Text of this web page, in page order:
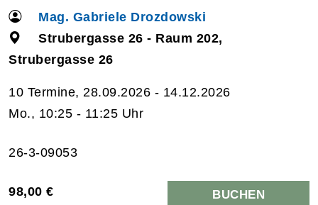
Mag. Gabriele Drozdowski
Strubergasse 26 - Raum 202,
Strubergasse 26
10 Termine, 28.09.2026 - 14.12.2026
Mo., 10:25 - 11:25 Uhr
26-3-09053
98,00 € BUCHEN